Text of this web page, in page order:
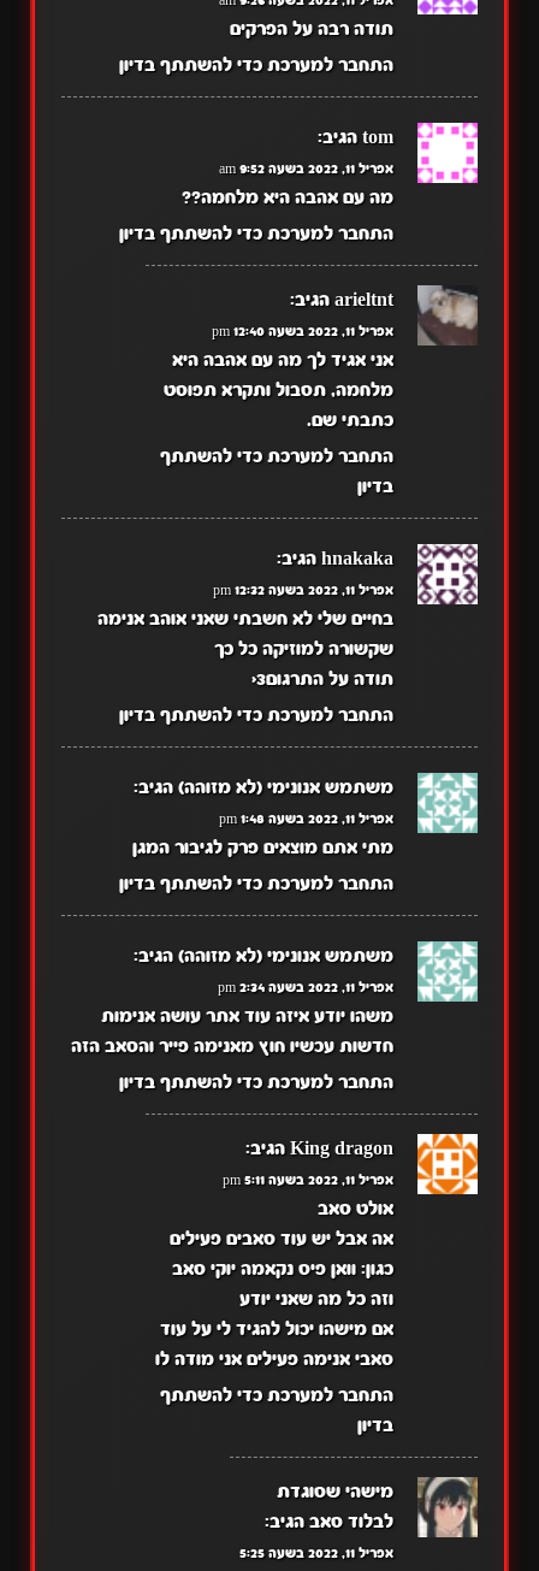
תודה רבה על הפרקים
התחבר למערכת כדי להשתתף בדיון
tom הגיב:
אפריל 11, 2022 בשעה 9:52 am
מה עם אהבה היא מלחמה??
התחבר למערכת כדי להשתתף בדיון
arieltnt הגיב:
אפריל 11, 2022 בשעה 12:40 pm
אני אגיד לך מה עם אהבה היא
מלחמה, תסבול ותקרא תפוסט
כתבתי שם.
התחבר למערכת כדי להשתתף
בדיון
hnakaka הגיב:
אפריל 11, 2022 בשעה 12:32 pm
בחיים שלי לא חשבתי שאני אוהב אנימה
שקשורה למוזיקה כל כך
תודה על התרגום3<
התחבר למערכת כדי להשתתף בדיון
משתמש אנונימי (לא מזוהה) הגיב:
אפריל 11, 2022 בשעה 1:48 pm
מתי אתם מוצאים פרק לגיבור המגן
התחבר למערכת כדי להשתתף בדיון
משתמש אנונימי (לא מזוהה) הגיב:
אפריל 11, 2022 בשעה 2:34 pm
משהו יודע איזה עוד אתר עושה אנימות
חדשות עכשיו חוץ מאנימה פייר והסאב הזה
התחבר למערכת כדי להשתתף בדיון
King dragon הגיב:
אפריל 11, 2022 בשעה 5:11 pm
אולט סאב
אה אבל יש עוד סאבים פעילים
כגון: וואן פיס נקאמה יוקי סאב
וזה כל מה שאני יודע
אם מישהו יכול להגיד לי על עוד
סאבי אנימה פעילים אני מודה לו
התחבר למערכת כדי להשתתף
בדיון
מישהי שסוגדת
לבלוד סאב הגיב:
אפריל 11, 2022 בשעה 5:25